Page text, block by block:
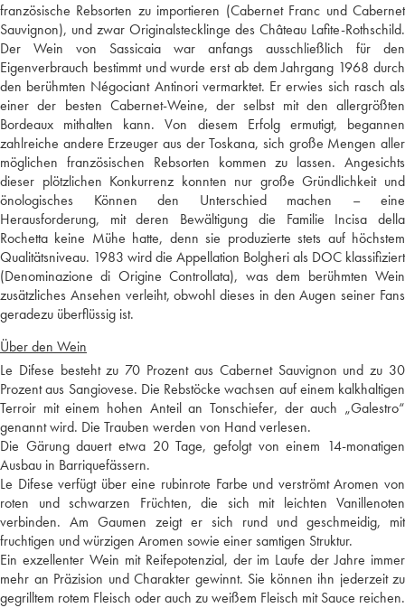
französische Rebsorten zu importieren (Cabernet Franc und Cabernet
Sauvignon), und zwar Originalstecklinge des Château Lafite-Rothschild.
Der Wein von Sassicaia war anfangs ausschließlich für den
Eigenverbrauch bestimmt und wurde erst ab dem Jahrgang 1968 durch
den berühmten Négociant Antinori vermarktet. Er erwies sich rasch als
einer der besten Cabernet-Weine, der selbst mit den allergrößten
Bordeaux mithalten kann. Von diesem Erfolg ermutigt, begannen
zahlreiche andere Erzeuger aus der Toskana, sich große Mengen aller
möglichen französischen Rebsorten kommen zu lassen. Angesichts
dieser plötzlichen Konkurrenz konnten nur große Gründlichkeit und
önologisches Können den Unterschied machen – eine
Herausforderung, mit deren Bewältigung die Familie Incisa della
Rochetta keine Mühe hatte, denn sie produzierte stets auf höchstem
Qualitätsniveau. 1983 wird die Appellation Bolgheri als DOC klassifiziert
(Denominazione di Origine Controllata), was dem berühmten Wein
zusätzliches Ansehen verleiht, obwohl dieses in den Augen seiner Fans
geradezu überflüssig ist.
Über den Wein
Le Difese besteht zu 70 Prozent aus Cabernet Sauvignon und zu 30
Prozent aus Sangiovese. Die Rebstöcke wachsen auf einem kalkhaltigen
Terroir mit einem hohen Anteil an Tonschiefer, der auch „Galestro“
genannt wird. Die Trauben werden von Hand verlesen.
Die Gärung dauert etwa 20 Tage, gefolgt von einem 14-monatigen
Ausbau in Barriquefässern.
Le Difese verfügt über eine rubinrote Farbe und verströmt Aromen von
roten und schwarzen Früchten, die sich mit leichten Vanillenoten
verbinden. Am Gaumen zeigt er sich rund und geschmeidig, mit
fruchtigen und würzigen Aromen sowie einer samtigen Struktur.
Ein exzellenter Wein mit Reifepotenzial, der im Laufe der Jahre immer
mehr an Präzision und Charakter gewinnt. Sie können ihn jederzeit zu
gegrilltem rotem Fleisch oder auch zu weißem Fleisch mit Sauce reichen.